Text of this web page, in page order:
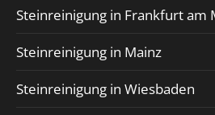
Steinreinigung in Frankfurt am
Steinreinigung in Mainz
Steinreinigung in Wiesbaden